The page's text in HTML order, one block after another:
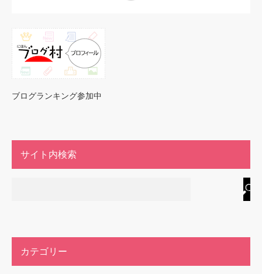
ブログランキング参加中
サイト内検索
カテゴリー